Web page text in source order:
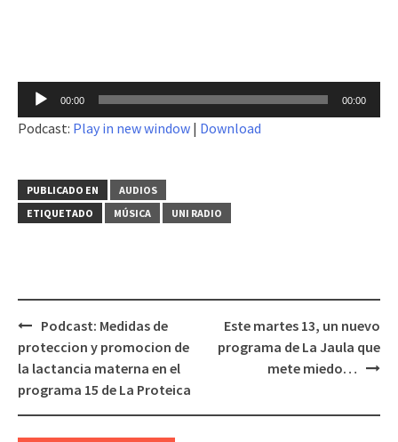
Reproductor
de
audio
00:00 00:00
Podcast: Play in new window | Download
PUBLICADO EN
AUDIOS
ETIQUETADO
MÚSICA UNI RADIO
Navegación
de
Podcast: Medidas de
proteccion y promocion de
la lactancia materna en el
programa 15 de La Proteica
Este martes 13, un nuevo
programa de La Jaula que
mete miedo…